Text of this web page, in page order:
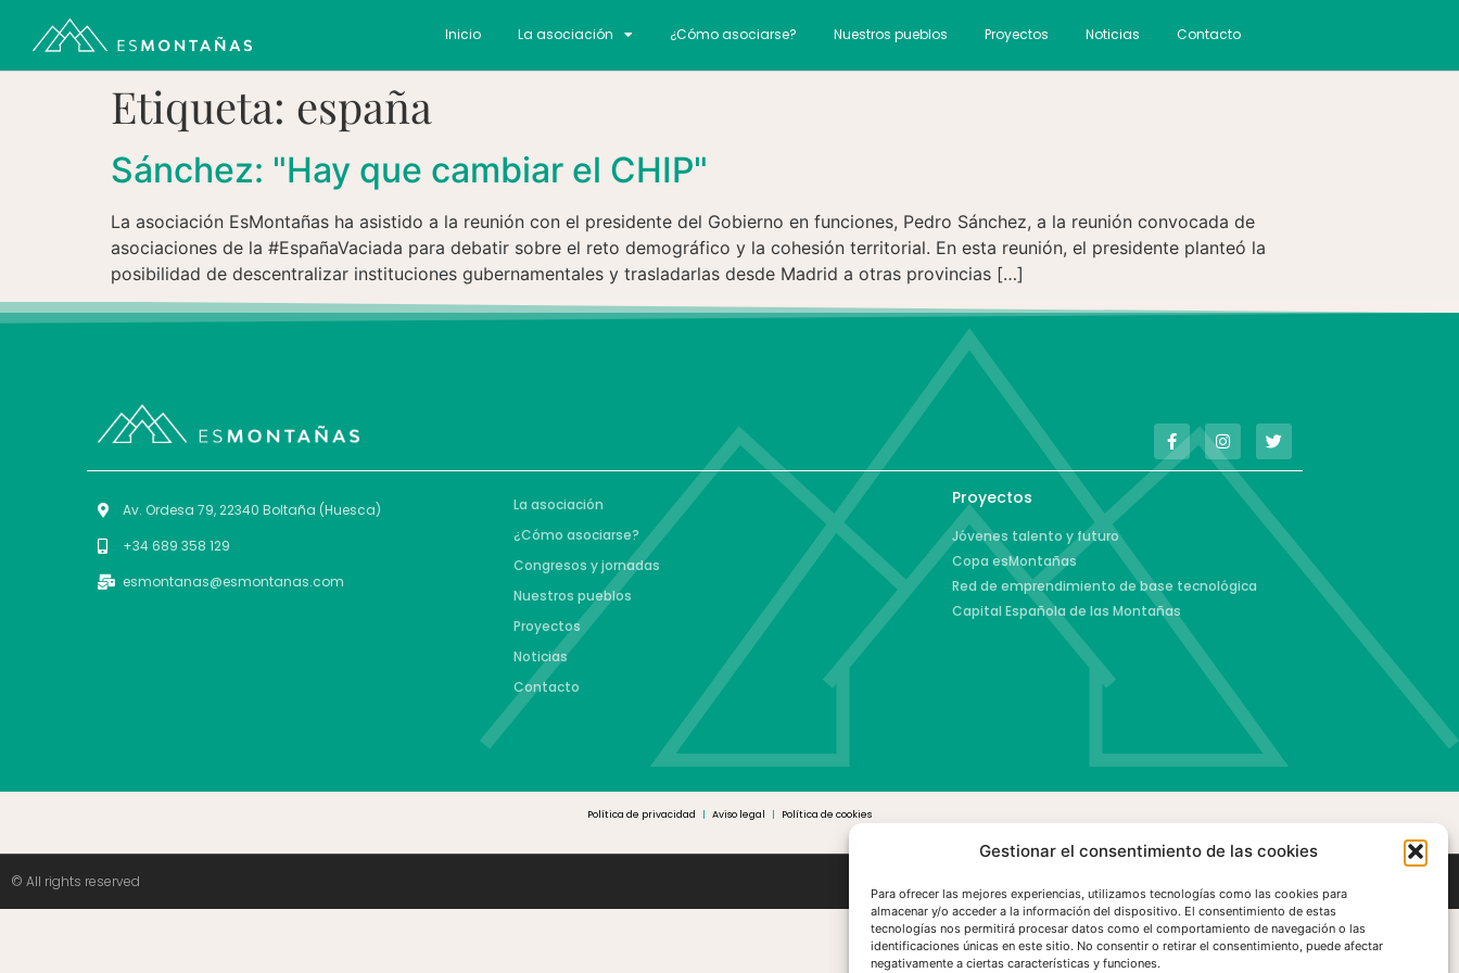
Gestionar el consentimiento de las cookies
Para ofrecer las mejores experiencias, utilizamos tecnologías como las cookies para
almacenar y/o acceder a la información del dispositivo. El consentimiento de estas
tecnologías nos permitirá procesar datos como el comportamiento de navegación o las
identificaciones únicas en este sitio. No consentir o retirar el consentimiento, puede afectar
negativamente a ciertas características y funciones.
Inicio La asociación ¿Cómo asociarse? Nuestros pueblos Proyectos Noticias Contacto
Etiqueta: españa
Sánchez: "Hay que cambiar el CHIP"
La asociación EsMontañas ha asistido a la reunión con el presidente del Gobierno en funciones, Pedro Sánchez, a la reunión convocada de
asociaciones de la #EspañaVaciada para debatir sobre el reto demográfico y la cohesión territorial. En esta reunión, el presidente planteó la
posibilidad de descentralizar instituciones gubernamentales y trasladarlas desde Madrid a otras provincias […]
Av. Ordesa 79, 22340 Boltaña (Huesca)
+34 689 358 129
esmontanas@esmontanas.com
La asociación
¿Cómo asociarse?
Congresos y jornadas
Nuestros pueblos
Proyectos
Noticias
Contacto
Proyectos
Jóvenes talento y futuro
Copa esMontañas
Red de emprendimiento de base tecnológica
Capital Española de las Montañas
Política de privacidad | Aviso legal | Política de cookies
© All rights reserved